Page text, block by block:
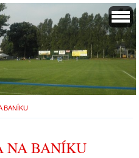
BANÍKU
NA BANÍKU